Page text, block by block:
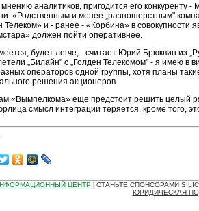
аналитиков, пригодится его конкуренту
«Родственным и менее „разношерстным"
и - ранее - «Корбина» в совокупности
должен пойти оперативнее.
будет легче, - считает Юрий Брюквин из
„Билайн" с „Голден Телекомом" - я имею в
операторов одной группы, хотя планы
решения акционеров.
«Вымпелкома» еще предстоит решить целый
смысл интеграции теряется, кроме того,
ЦЕНТР СТАНЬТЕ СПОНСОРАМИ
ЮРИДИЧЕСКАЯ